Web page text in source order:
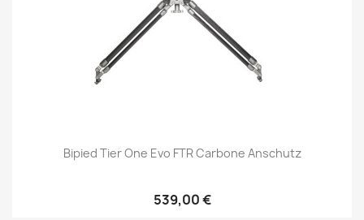
Bipied Tier One Evo FTR Carbone Anschutz
539,00 €